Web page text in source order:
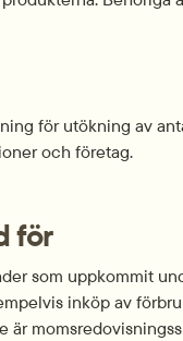
för utökning av
och företag.
för
som uppkommit
inköp av
är